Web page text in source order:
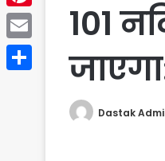
101
Dastak
Pinterest
Email